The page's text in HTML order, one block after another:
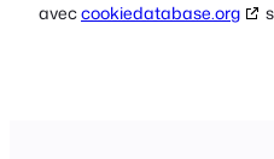
aveccookiedatabase.org